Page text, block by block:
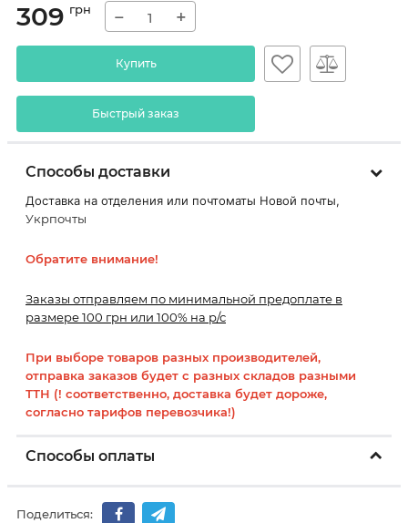
309 грн − +
Купить
Быстрый заказ
Способы доставки
Доставка на отделения или почтоматы Новой почты,
Укрпочты
Обратите внимание!
Заказы отправляем по минимальной предоплате в
размере 100 грн или 100% на р/с
При выборе товаров разных производителей,
отправка заказов будет с разных складов разными
ТТН (! соответственно, доставка будет дороже,
согласно тарифов перевозчика!)
Способы оплаты
Поделиться: